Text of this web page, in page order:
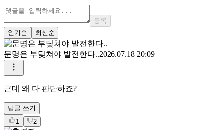
등록
인기순
최신순
문명은 부딪쳐야 발전한다..2026.07.18 20:09
근데 왜 다 판단하죠?
답글 쓰기
1
2